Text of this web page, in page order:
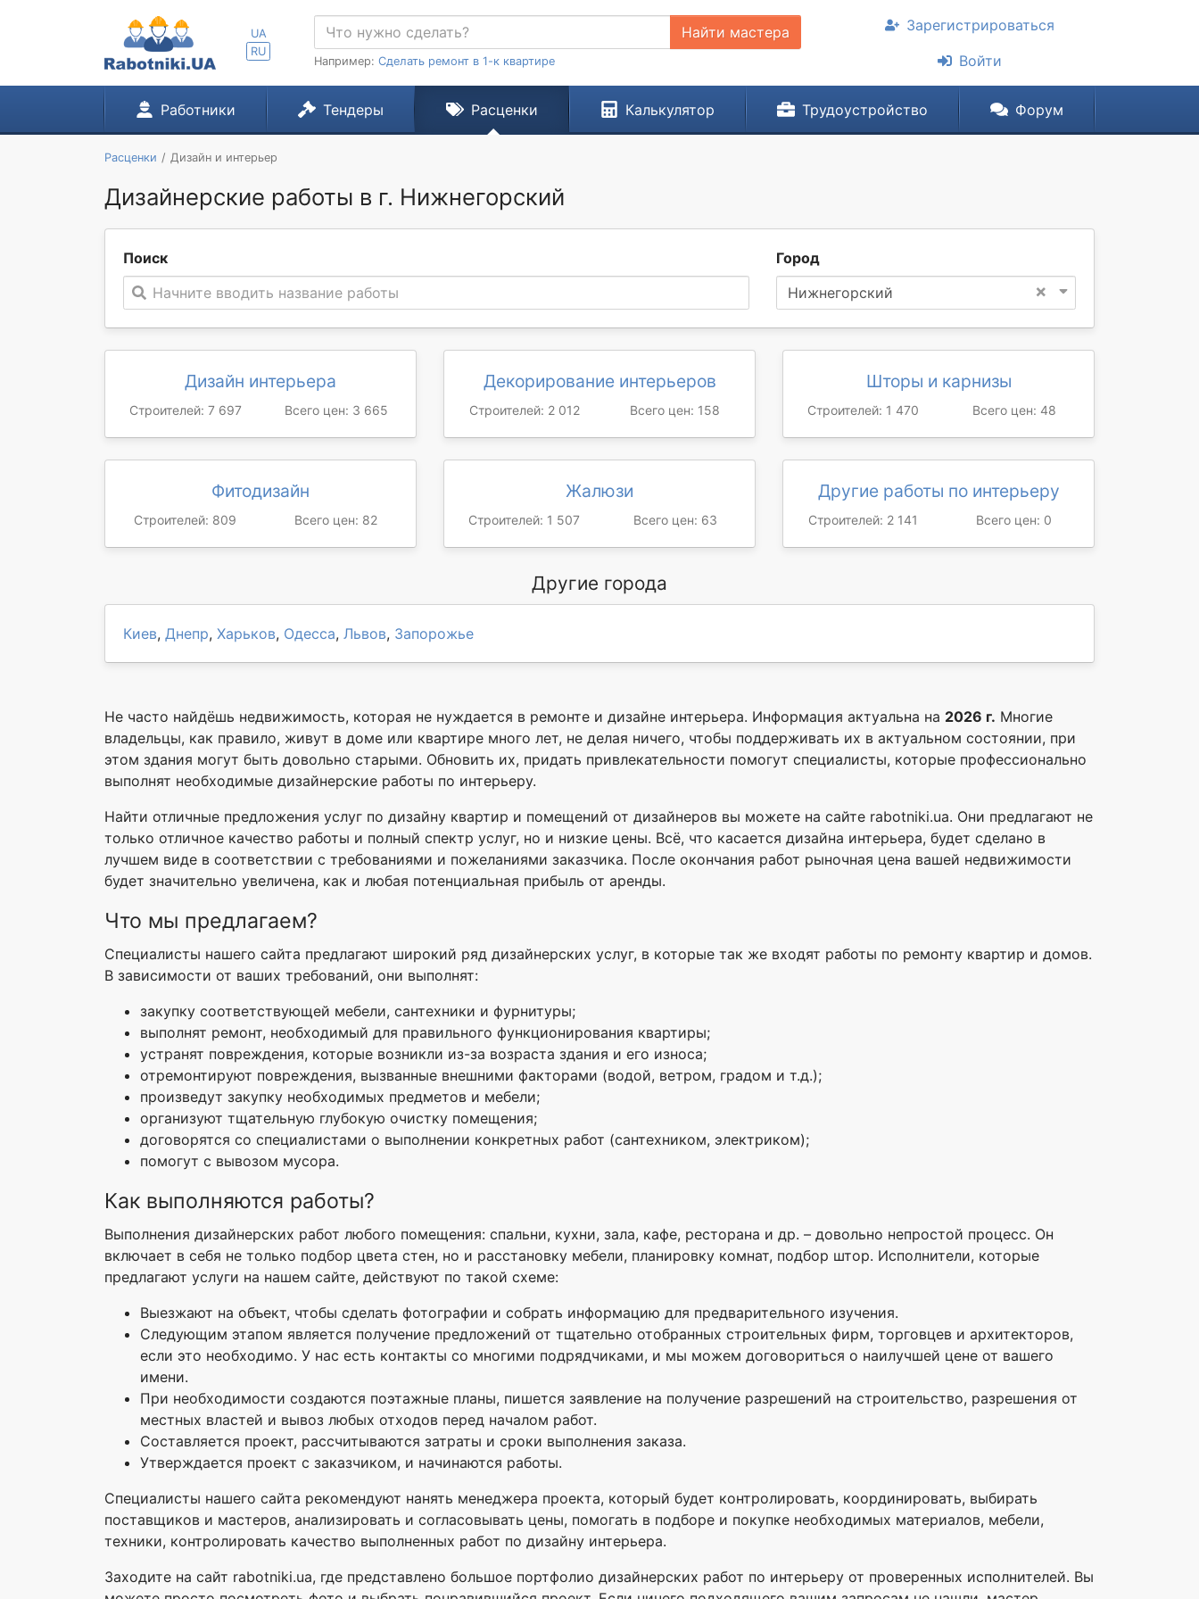
UA
RU
Найти мастера
Например: Сделать ремонт в 1-к квартире
Зарегистрироваться
Войти
Работники Тендеры Расценки Калькулятор Трудоустройство Форум
Расценки Дизайн и интерьер
Дизайнерские работы в г. Нижнегорский
Поиск
Начните вводить название работы
Город
×
Нижнегорский
Дизайн интерьера
Строителей: 7 697 Всего цен: 3 665
Декорирование интерьеров
Строителей: 2 012 Всего цен: 158
Шторы и карнизы
Строителей: 1 470 Всего цен: 48
Фитодизайн
Строителей: 809 Всего цен: 82
Жалюзи
Строителей: 1 507 Всего цен: 63
Другие работы по интерьеру
Строителей: 2 141 Всего цен: 0
Другие города
Киев, Днепр, Харьков, Одесса, Львов, Запорожье
Не часто найдёшь недвижимость, которая не нуждается в ремонте и дизайне интерьера. Информация актуальна на 2026 г. Многие
владельцы, как правило, живут в доме или квартире много лет, не делая ничего, чтобы поддерживать их в актуальном состоянии, при
этом здания могут быть довольно старыми. Обновить их, придать привлекательности помогут специалисты, которые профессионально
выполнят необходимые дизайнерские работы по интерьеру.
Найти отличные предложения услуг по дизайну квартир и помещений от дизайнеров вы можете на сайте rabotniki.ua. Они предлагают не
только отличное качество работы и полный спектр услуг, но и низкие цены. Всё, что касается дизайна интерьера, будет сделано в
лучшем виде в соответствии с требованиями и пожеланиями заказчика. После окончания работ рыночная цена вашей недвижимости
будет значительно увеличена, как и любая потенциальная прибыль от аренды.
Что мы предлагаем?
Специалисты нашего сайта предлагают широкий ряд дизайнерских услуг, в которые так же входят работы по ремонту квартир и домов.
В зависимости от ваших требований, они выполнят:
закупку соответствующей мебели, сантехники и фурнитуры;
выполнят ремонт, необходимый для правильного функционирования квартиры;
устранят повреждения, которые возникли из-за возраста здания и его износа;
отремонтируют повреждения, вызванные внешними факторами (водой, ветром, градом и т.д.);
произведут закупку необходимых предметов и мебели;
организуют тщательную глубокую очистку помещения;
договорятся со специалистами о выполнении конкретных работ (сантехником, электриком);
помогут с вывозом мусора.
Как выполняются работы?
Выполнения дизайнерских работ любого помещения: спальни, кухни, зала, кафе, ресторана и др. – довольно непростой процесс. Он
включает в себя не только подбор цвета стен, но и расстановку мебели, планировку комнат, подбор штор. Исполнители, которые
предлагают услуги на нашем сайте, действуют по такой схеме:
Выезжают на объект, чтобы сделать фотографии и собрать информацию для предварительного изучения.
Следующим этапом является получение предложений от тщательно отобранных строительных фирм, торговцев и архитекторов,
если это необходимо. У нас есть контакты со многими подрядчиками, и мы можем договориться о наилучшей цене от вашего
имени.
При необходимости создаются поэтажные планы, пишется заявление на получение разрешений на строительство, разрешения от
местных властей и вывоз любых отходов перед началом работ.
Составляется проект, рассчитываются затраты и сроки выполнения заказа.
Утверждается проект с заказчиком, и начинаются работы.
Специалисты нашего сайта рекомендуют нанять менеджера проекта, который будет контролировать, координировать, выбирать
поставщиков и мастеров, анализировать и согласовывать цены, помогать в подборе и покупке необходимых материалов, мебели,
техники, контролировать качество выполненных работ по дизайну интерьера.
Заходите на сайт rabotniki.ua, где представлено большое портфолио дизайнерских работ по интерьеру от проверенных исполнителей. Вы